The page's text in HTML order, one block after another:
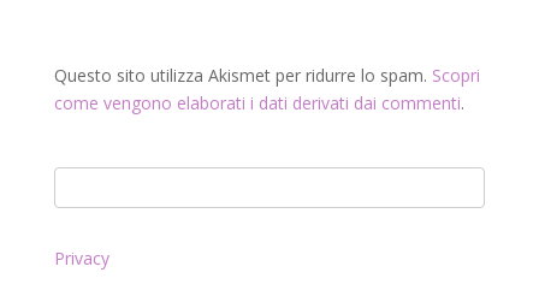
Questo sito utilizza Akismet per ridurre lo spam. Scopri
come vengono elaborati i dati derivati dai commenti.
Privacy